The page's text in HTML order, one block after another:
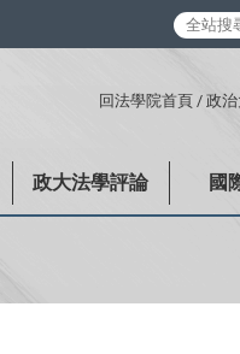
回法學院首頁 / 政
政大法學評論 國